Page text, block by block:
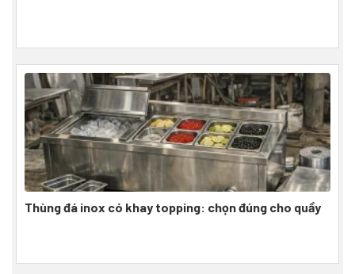
Thùng đá inox có khay topping: chọn đúng cho quầy